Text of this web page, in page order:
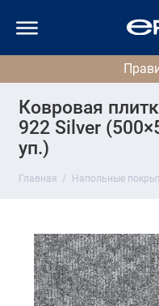
Ковровая
922 Silver
уп.)
Главная Напольные